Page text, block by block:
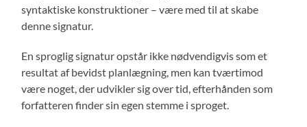
syntaktiske konstruktioner – være med til at skabe
denne signatur.
En sproglig signatur opstår ikke nødvendigvis som et
resultat af bevidst planlægning, men kan tværtimod
være noget, der udvikler sig over tid, efterhånden som
forfatteren finder sin egen stemme i sproget.